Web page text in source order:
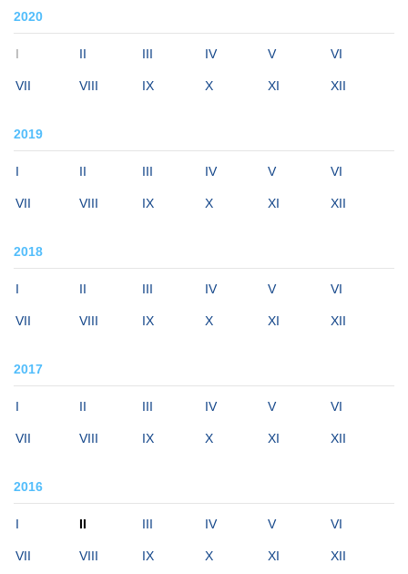
2020
I II III IV V VI
VII VIII IX X XI XII
2019
I II III IV V VI
VII VIII IX X XI XII
2018
I II III IV V VI
VII VIII IX X XI XII
2017
I II III IV V VI
VII VIII IX X XI XII
2016
I II III IV V VI
VII VIII IX X XI XII